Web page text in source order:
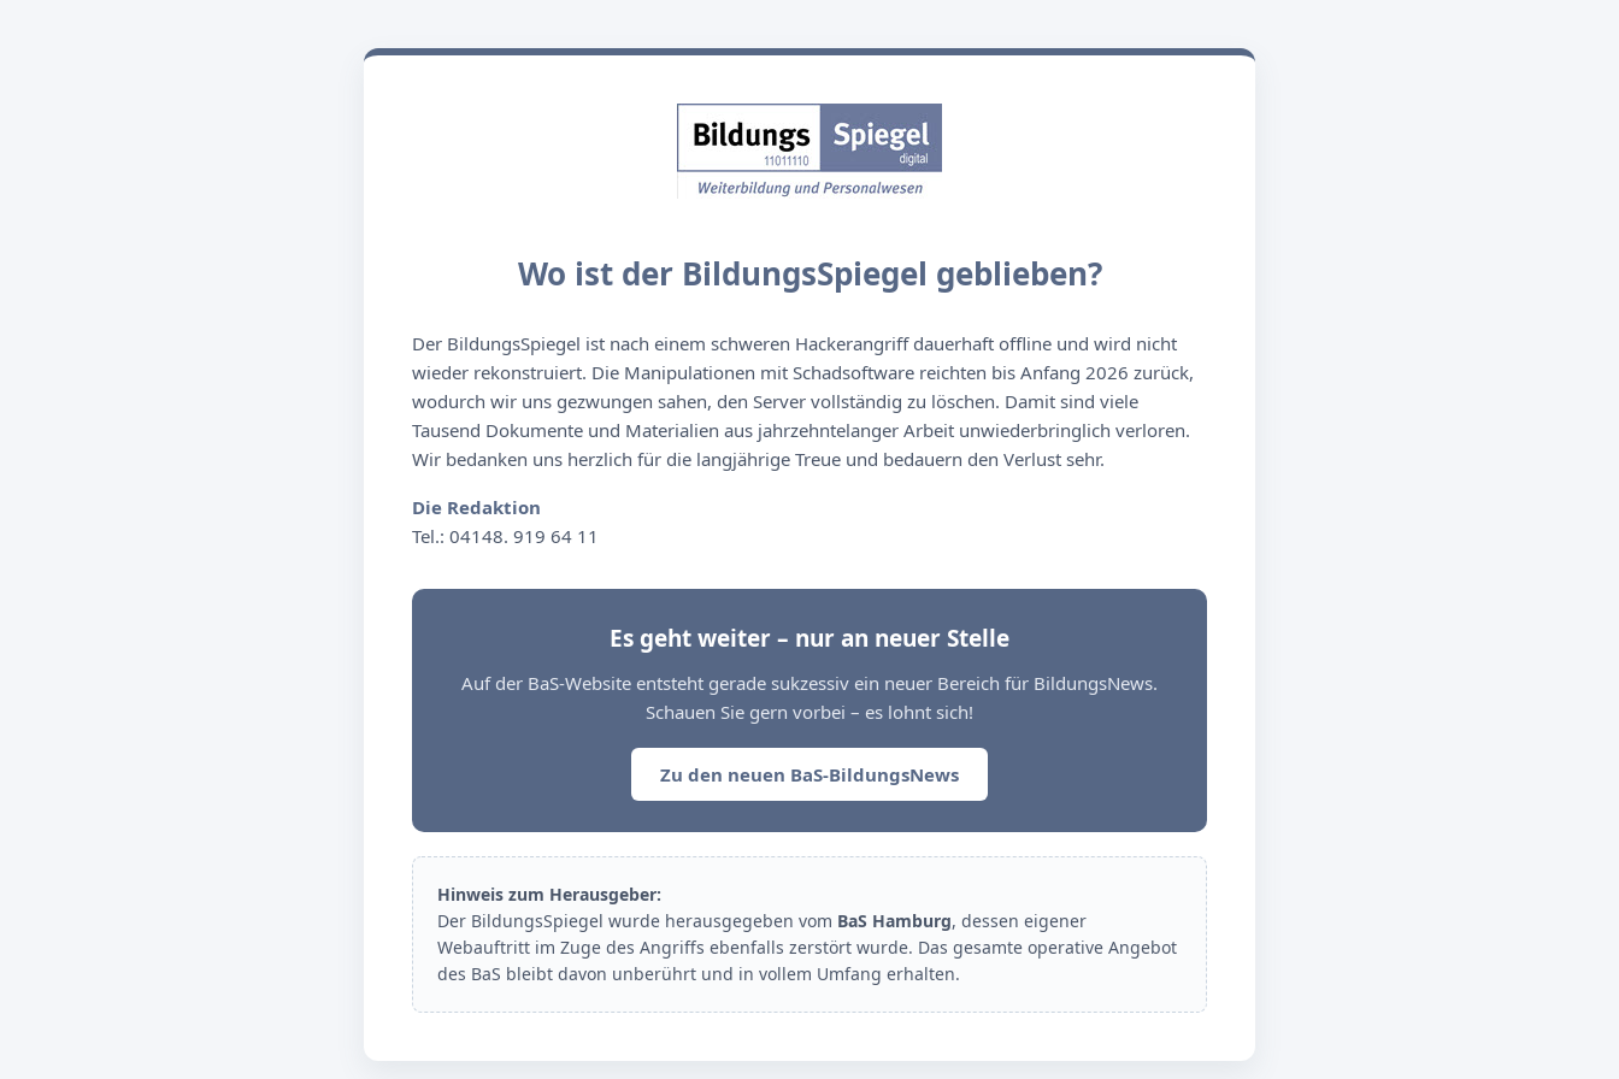
Wo ist der BildungsSpiegel geblieben?
Der BildungsSpiegel ist nach einem schweren Hackerangriff dauerhaft offline und wird nicht
wieder rekonstruiert. Die Manipulationen mit Schadsoftware reichten bis Anfang 2026 zurück,
wodurch wir uns gezwungen sahen, den Server vollständig zu löschen. Damit sind viele
Tausend Dokumente und Materialien aus jahrzehntelanger Arbeit unwiederbringlich verloren.
Wir bedanken uns herzlich für die langjährige Treue und bedauern den Verlust sehr.
Die Redaktion
Tel.: 04148. 919 64 11
Es geht weiter – nur an neuer Stelle
Auf der BaS-Website entsteht gerade sukzessiv ein neuer Bereich für BildungsNews.
Schauen Sie gern vorbei – es lohnt sich!
Zu den neuen BaS-BildungsNews
Hinweis zum Herausgeber:
Der BildungsSpiegel wurde herausgegeben vom BaS Hamburg, dessen eigener
Webauftritt im Zuge des Angriffs ebenfalls zerstört wurde. Das gesamte operative Angebot
des BaS bleibt davon unberührt und in vollem Umfang erhalten.